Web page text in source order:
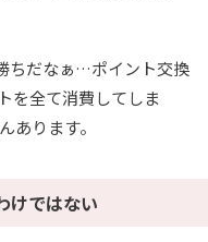
ちだなぁ…ポイント交換
を全て消費してしま
あります。
けではない